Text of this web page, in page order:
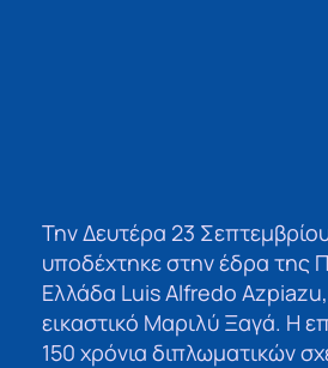
Την Δευτέρα 23
υποδέχτηκε στην έδρα της
Ελλάδα Luis Alfredo
εικαστικό Μαριλύ Ξαγά. Η
150 χρόνια διπλωματικών